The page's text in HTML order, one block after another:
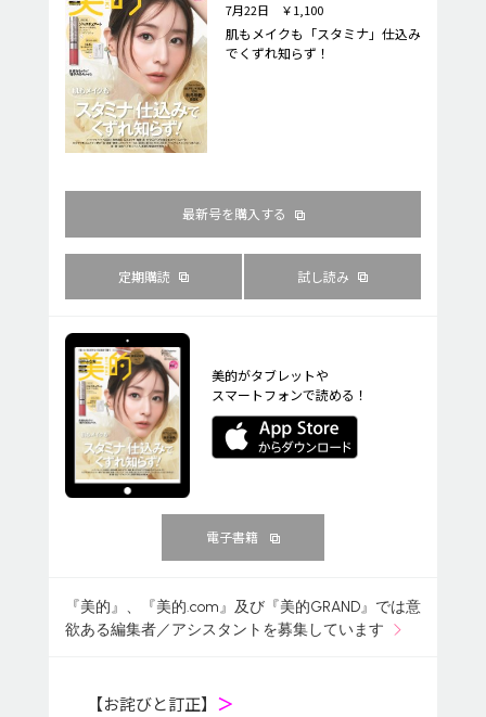
7月22日 ￥1,100
肌もメイクも「スタミナ」仕込み
でくずれ知らず！
最新号を購入する
定期購読 試し読み
美的がタブレットや
スマートフォンで読める！
電子書籍
『美的』、『美的.com』及び『美的GRAND』では意
欲ある編集者／アシスタントを募集しています
【お詫びと訂正】 ＞